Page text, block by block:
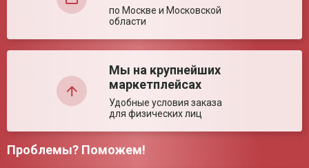
Недостатки:
по Москве и Московской
области
Мы на крупнейших
маркетплейсах
Удобные условия заказа
для физических лиц
Проблемы? Поможем!